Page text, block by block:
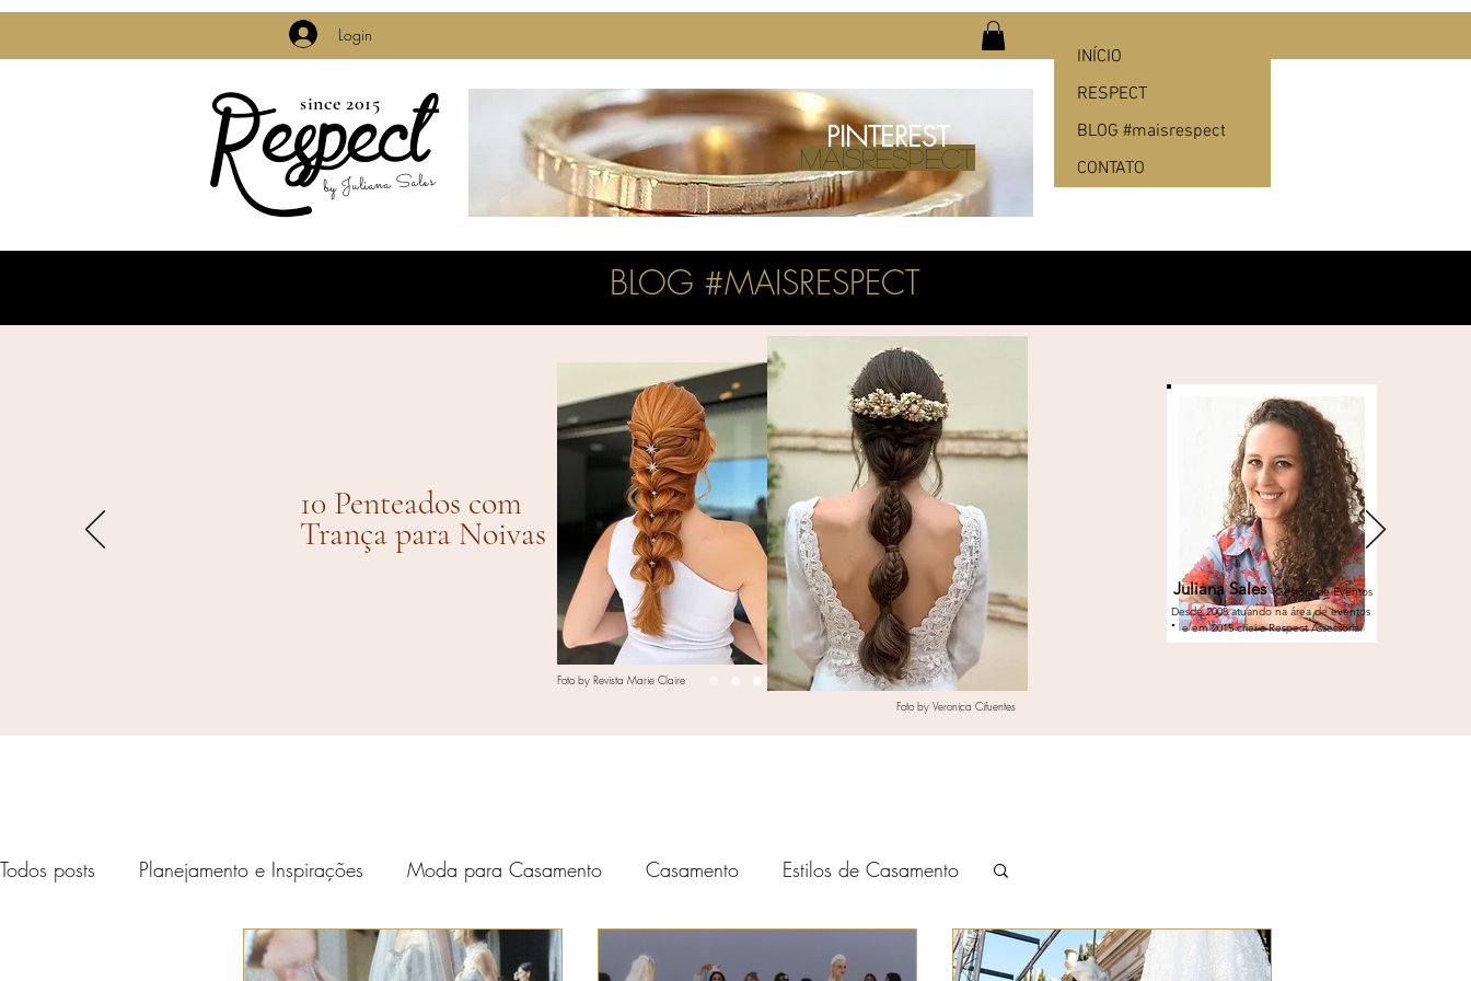
Login
BLOG #MAISRESPECT
10 Penteados com
Trança para Noivas
Foto by Revista Marie Claire
Juliana Sales
Gestora de Eventos
Desde 2008 atuando na área de eventos
e em 2015 criei a Respect Assessoria.
Foto by Veronica Cifuentes
Todos posts Planejamento e Inspirações Moda para Casamento Casamento Estilos de Casamento
Casamentos de Famosos Pré Casamento Decoração de Casamento
INÍCIO
RESPECT
BLOG #maisrespect
CONTATO
MAISRESPECT
PINTEREST
since 2015
by Juliana Sales